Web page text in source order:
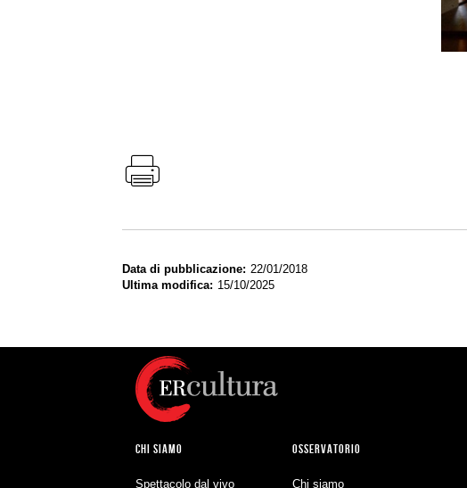
Data di pubblicazione
22/01/2018
Ultima modifica
15/10/2025
CHI SIAMO
Spettacolo dal vivo
OSSERVATORIO
Chi siamo